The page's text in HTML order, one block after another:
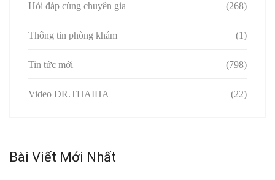
Hỏi đáp cùng chuyên gia (268)
Thông tin phòng khám (1)
Tin tức mới (798)
Video DR.THAIHA (22)
Bài Viết Mới Nhất